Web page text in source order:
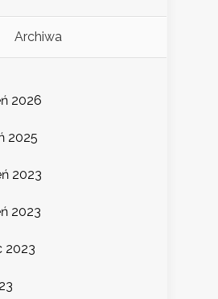
Archiwa
2026
2025
2023
2023
2023